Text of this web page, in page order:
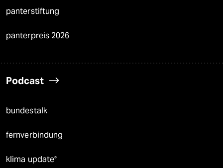
panterstiftung
panterpreis 2026
Podcast
bundestalk
fernverbindung
klima update°